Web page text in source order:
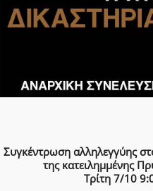
Συγκέντρωση αλληλεγγύης
της κατειλημμένης
Τρίτη 7/10